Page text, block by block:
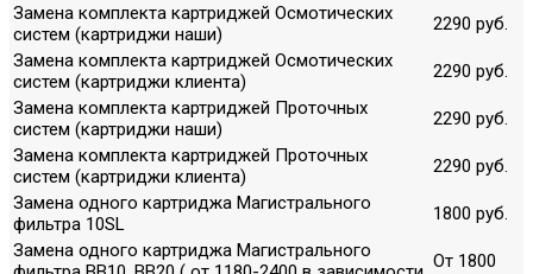
Замена комплекта картриджей Осмотических
систем (картриджи наши)
2290 руб.
Замена комплекта картриджей Осмотических
систем (картриджи клиента)
2290 руб.
Замена комплекта картриджей Проточных
систем (картриджи наши)
2290 руб.
Замена комплекта картриджей Проточных
систем (картриджи клиента)
2290 руб.
Замена одного картриджа Магистрального
фильтра 10SL
1800 руб.
Замена одного картриджа Магистрального
От 1800